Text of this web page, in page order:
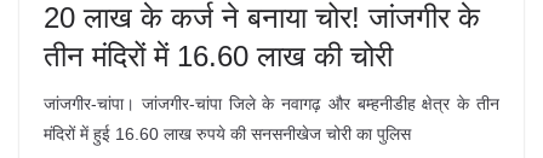
20 लाख के कर्ज ने बनाया चोर! जांजगीर के
तीन मंदिरों में 16.60 लाख की चोरी
जांजगीर-चांपा। जांजगीर-चांपा जिले के नवागढ़ और बम्हनीडीह क्षेत्र के तीन
मंदिरों में हुई 16.60 लाख रुपये की सनसनीखेज चोरी का पुलिस